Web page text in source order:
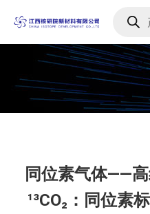
search
同位素气体——
¹³CO₂：同位素